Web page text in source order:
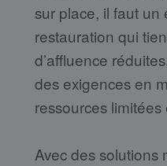
sur place, il faut
restauration qui
d’affluence
des exigences en
ressources
Avec des solutions